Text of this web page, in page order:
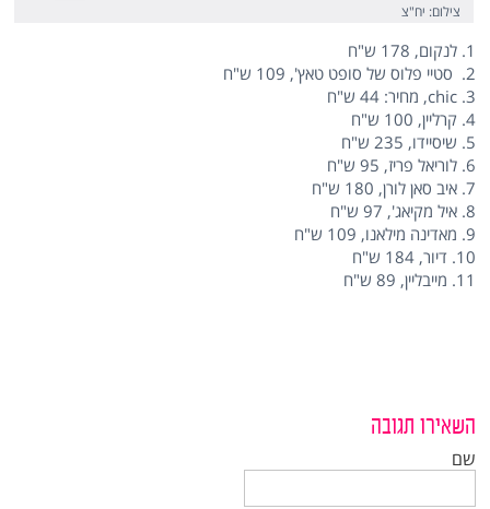
צילום: יח"צ
1. לנקום, 178 ש"ח
2. סטיי פלוס של סופט טאץ', 109 ש"ח
3. chic, מחיר: 44 ש"ח
4. קרליין, 100 ש"ח
5. שיסיידו, 235 ש"ח
6. לוריאל פריז, 95 ש"ח
7. איב סאן לורן, 180 ש"ח
8. איל מקיאג', 97 ש"ח
9. מאדינה מילאנו, 109 ש"ח
10. דיור, 184 ש"ח
11. מייבליין, 89 ש"ח
השאירו תגובה
שם